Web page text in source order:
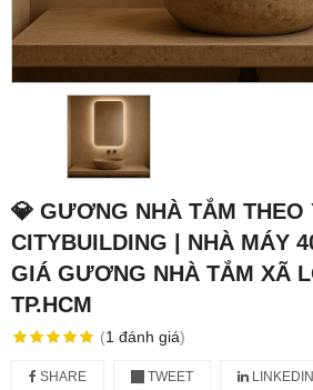
💎 GƯƠNG NHÀ TẮM THEO
CITYBUILDING | NHÀ MÁY
GIÁ GƯƠNG NHÀ TẮM XÃ
TP.HCM
(1 đánh giá)
SHARE TWEET LINKEDIN